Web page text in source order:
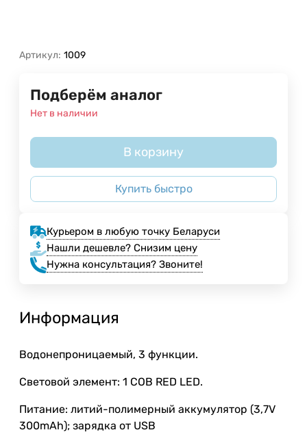
Артикул: 1009
Подберём аналог
Нет в наличии
В корзину
Купить быстро
Курьером в любую точку Беларуси
Нашли дешевле? Снизим цену
Нужна консультация? Звоните!
Информация
Водонепроницаемый, 3 функции.
Световой элемент: 1 COB RED LED.
Питание: литий-полимерный аккумулятор (3,7V
300mAh); зарядка от USB